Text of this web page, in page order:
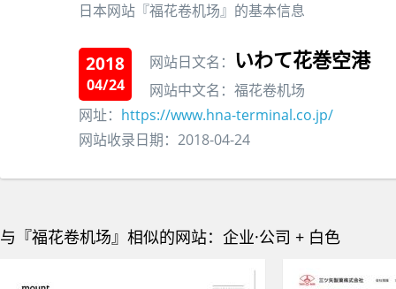
日本网站『福花卷机场』的基本信息
2018
04/24
网站日文名： いわて花巻空港
网站中文名：福花卷机场
网址： https://www.hna-terminal.co.jp/
网站收录日期：2018-04-24
与『福花卷机场』相似的网站：企业·公司 + 白色